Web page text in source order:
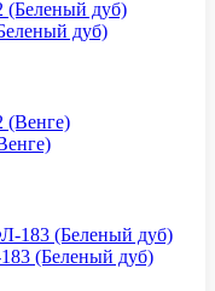
дуб)
(Беленый дуб)